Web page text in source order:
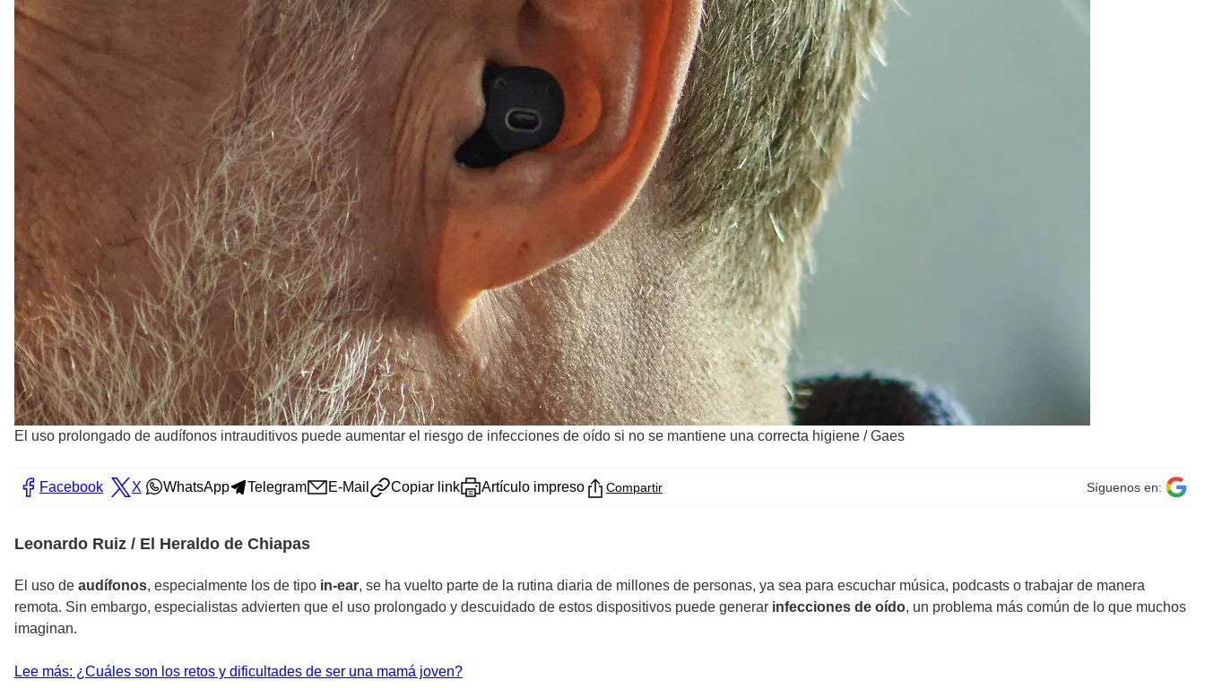
El uso prolongado de audífonos intrauditivos puede aumentar el riesgo de infecciones de oído si no se mantiene una correcta higiene /Gaes
Facebook X WhatsApp Telegram E-Mail Copiar link Artículo impreso Compartir Síguenos en:
Leonardo Ruiz / El Heraldo de Chiapas
El uso de audífonos, especialmente los de tipo in-ear, se ha vuelto parte de la rutina diaria de millones de personas, ya sea para escuchar música, podcasts o trabajar de manera
remota. Sin embargo, especialistas advierten que el uso prolongado y descuidado de estos dispositivos puede generar infecciones de oído, un problema más común de lo que muchos
imaginan.
Lee más: ¿Cuáles son los retos y dificultades de ser una mamá joven?